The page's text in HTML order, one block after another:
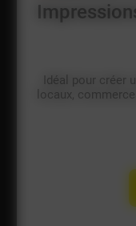
Idéal pour créer
locaux,